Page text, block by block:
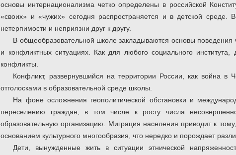
основы интернационализма четко определены в российской
«своих» и «чужих» сегодня распространяется и в детской
нетерпимости и неприязни друг к другу.
В общеобразовательной школе закладываются основы
и конфликтных ситуациях. Как для любого социального
конфликты.
Конфликт, развернувшийся на территории России, как война в
отголосками в образовательной среде школы.
На фоне осложнения геополитической обстановки и
переселению граждан, в том числе к росту числа
образовательную организацию. Миграция населения приводит к
основанием культурного многообразия, что нередко и порождает
Дети, вынужденные жить в ситуации этнической